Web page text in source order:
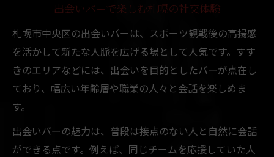
出会いバーで楽しむ札幌の社交体験
札幌市中央区の出会いバーは、スポーツ観戦後の高揚感
を活かして新たな人脈を広げる場として人気です。すす
きのエリアなどには、出会いを目的としたバーが点在し
ており、幅広い年齢層や職業の人々と会話を楽しめま
す。
出会いバーの魅力は、普段は接点のない人と自然に会話
ができる点です。例えば、同じチームを応援していた人